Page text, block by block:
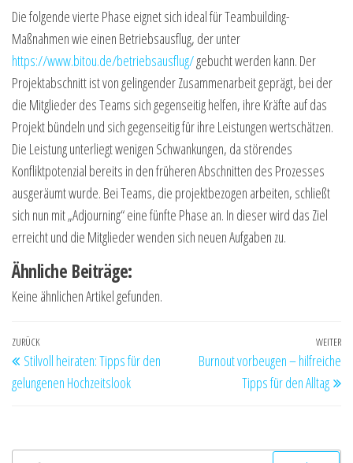
Die folgende vierte Phase eignet sich ideal für Teambuilding-
Maßnahmen wie einen Betriebsausflug, der unter
https://www.bitou.de/betriebsausflug/gebucht werden kann. Der
Projektabschnitt ist von gelingender Zusammenarbeit geprägt, bei der
die Mitglieder des Teams sich gegenseitig helfen, ihre Kräfte auf das
Projekt bündeln und sich gegenseitig für ihre Leistungen wertschätzen.
Die Leistung unterliegt wenigen Schwankungen, da störendes
Konfliktpotenzial bereits in den früheren Abschnitten des Prozesses
ausgeräumt wurde. Bei Teams, die projektbezogen arbeiten, schließt
sich nun mit „Adjourning“ eine fünfte Phase an. In dieser wird das Ziel
erreicht und die Mitglieder wenden sich neuen Aufgaben zu.
Ähnliche Beiträge:
Keine ähnlichen Artikel gefunden.
Beitragsnavigation
Vorheriger
Beitrag
ZURÜCK
Stilvoll heiraten: Tipps für den
gelungenen Hochzeitslook
WEITER
Burnout vorbeugen – hilfreiche
Tipps für den Alltag